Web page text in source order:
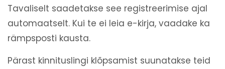
Tavaliselt saadetakse see registreerimise ajal
automaatselt. Kui te ei leia e-kirja, vaadake ka
rämpsposti kausta.
Pärast kinnituslingi klõpsamist suunatakse teid